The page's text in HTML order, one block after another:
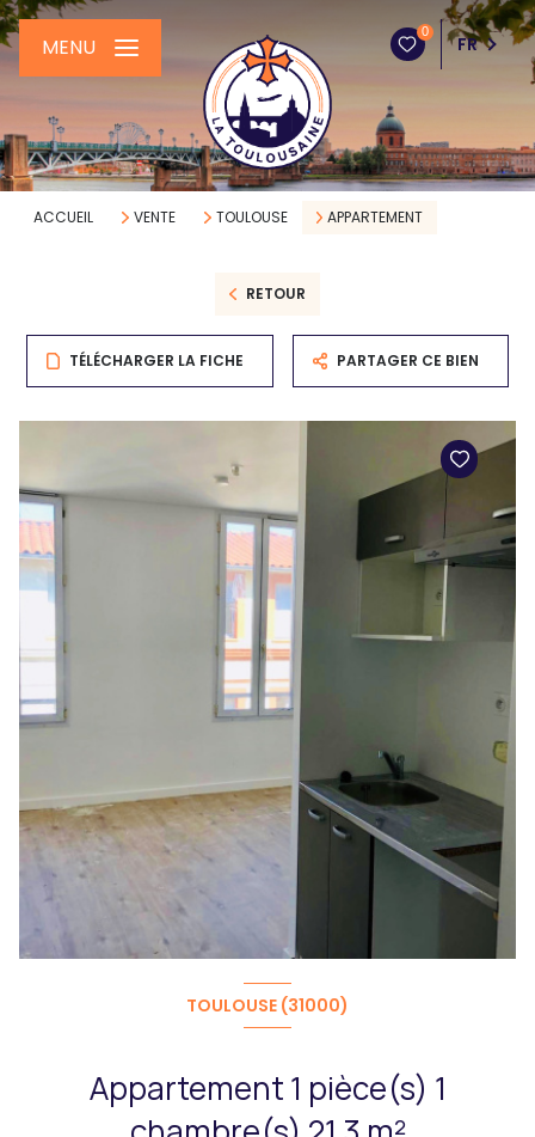
0
FR
MENU
ACCUEIL VENTE TOULOUSE APPARTEMENT
RETOUR
TÉLÉCHARGER LA FICHE PARTAGER CE BIEN
TOULOUSE (31000)
Appartement 1 pièce(s) 1